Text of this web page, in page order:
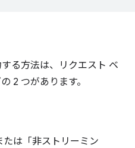
る方法は、リクエスト ベ
2 つがあります。
たは「非ストリーミン